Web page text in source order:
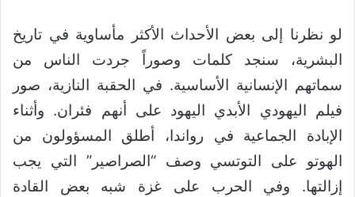
لو نظرنا إلى بعض الأحداث الأكثر مأساوية في تاريخ
البشرية، سنجد كلمات وصوراً جردت الناس من
سماتهم الإنسانية الأساسية. في الحقبة النازية، صور
فيلم اليهودي الأبدي اليهود على أنهم فئران. وأثناء
الإبادة الجماعية في رواندا، أطلق المسؤولون من
الهوتو على التوتسي وصف “الصراصير” التي يجب
إزالتها. وفي الحرب على غزة شبه بعض القادة